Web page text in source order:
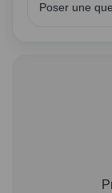
Poser une